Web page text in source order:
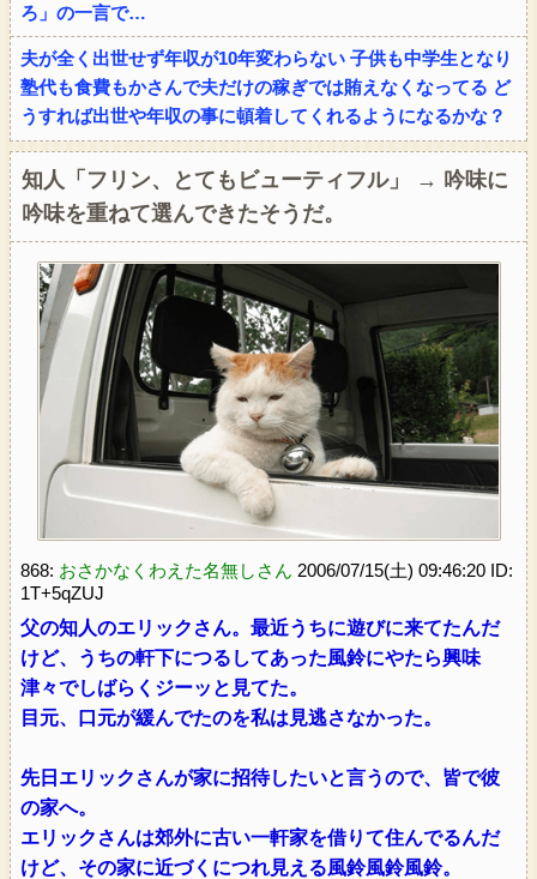
ろ」の一言で…
夫が全く出世せず年収が10年変わらない 子供も中学生となり
塾代も食費もかさんで夫だけの稼ぎでは賄えなくなってる ど
うすれば出世や年収の事に頓着してくれるようになるかな？
知人「フリン、とてもビューティフル」 → 吟味に
吟味を重ねて選んできたそうだ。
868: おさかなくわえた名無しさん 2006/07/15(土) 09:46:20 ID:
1T+5qZUJ
父の知人のエリックさん。最近うちに遊びに来てたんだ
けど、うちの軒下につるしてあった風鈴にやたら興味
津々でしばらくジーッと見てた。
目元、口元が緩んでたのを私は見逃さなかった。
先日エリックさんが家に招待したいと言うので、皆で彼
の家へ。
エリックさんは郊外に古い一軒家を借りて住んでるんだ
けど、その家に近づくにつれ見える風鈴風鈴風鈴。